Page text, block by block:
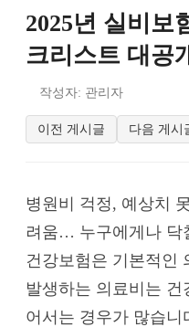
2025년 실비보
크리스트 대공
작성자: 관리자
이전 게시글 다음 게시
병원비 걱정, 예상치
려움… 누구에게나 닥
건강보험은 기본적인
발생하는 의료비는
어서는 경우가 많습